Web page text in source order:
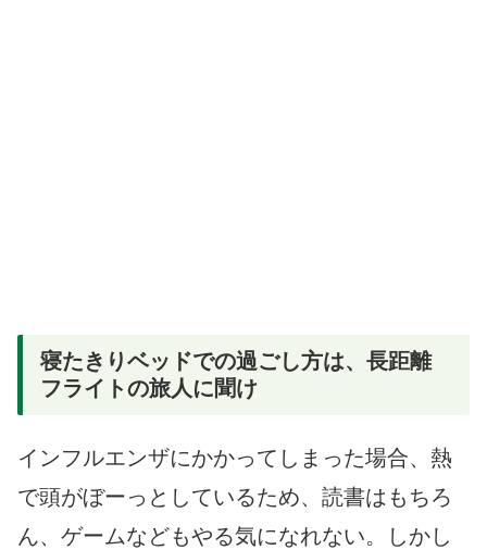
寝たきりベッドでの過ごし方は、長距離
フライトの旅人に聞け
インフルエンザにかかってしまった場合、熱
で頭がぼーっとしているため、読書はもちろ
ん、ゲームなどもやる気になれない。しかし